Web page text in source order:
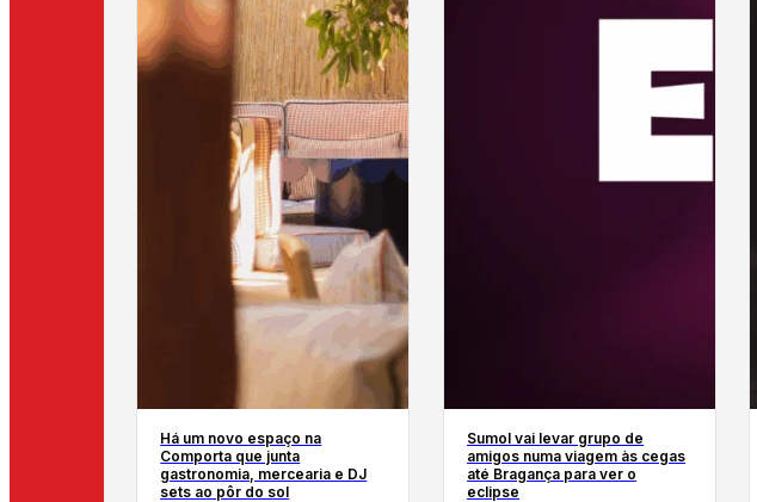
Há um novo espaço na
Comporta que junta
gastronomia, mercearia e DJ
sets ao pôr do sol
Sumol vai levar grupo de
amigos numa viagem às cegas
até Bragança para ver o
eclipse